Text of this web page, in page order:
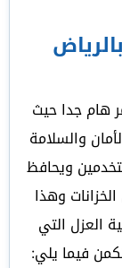
هام جدا حيث
والسلامة
ويحافظ
وهذا
العزل التي
فيما يلي: